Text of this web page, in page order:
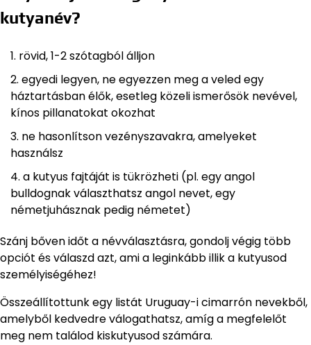
kutyanév?
rövid, 1-2 szótagból álljon
egyedi legyen, ne egyezzen meg a veled egy
háztartásban élők, esetleg közeli ismerősök nevével,
kínos pillanatokat okozhat
ne hasonlítson vezényszavakra, amelyeket
használsz
a kutyus fajtáját is tükrözheti (pl. egy angol
bulldognak választhatsz angol nevet, egy
németjuhásznak pedig németet)
Szánj bőven időt a névválasztásra, gondolj végig több
opciót és válaszd azt, ami a leginkább illik a kutyusod
személyiségéhez!
Összeállítottunk egy listát Uruguay-i cimarrón nevekből,
amelyből kedvedre válogathatsz, amíg a megfelelőt
meg nem találod kiskutyusod számára.